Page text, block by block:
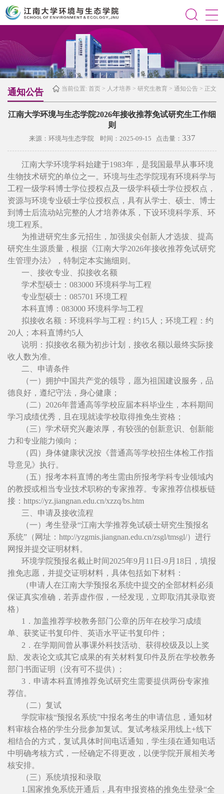
当前位置: 首页 > 人才培养 > 研究生教育 > 通知公告 > 正文
通知公告
江南大学环境与生态学院2026年接收推荐免试研究生工作细
则
来源：环境与生态学院 时间：2025-09-15 点击量： 337
江南大学环境学科始建于1983年，是我国最早从事环境
生物技术研究的单位之一。环境与生态学院现有环境科学与
工程一级学科博士学位授权点及一级学科硕士学位授权点，
资源与环境专业硕士学位授权点，具有从学士、硕士、博士
到博士后流动站完整的人才培养体系，下设环境科学系、环
境工程系。
为推进研究生多元招生，加强拔尖创新人才选拔、提高
研究生生源质量，根据《江南大学2026年接收推荐免试研究
生管理办法》，特制定本实施细则。
一、接收专业、拟接收名额
学术型硕士：083000 环境科学与工程
专业型硕士：085701 环境工程
本科直博：083000 环境科学与工程
拟接收名额：环境科学与工程：约15人；环境工程：约
20人；本科直博约5人
说明：拟接收名额为初步计划，接收名额以最终实际接
收人数为准。
二、申请条件
（一）拥护中国共产党的领导，愿为祖国建设服务，品
德良好，遵纪守法，身心健康；
（二）2026年普通高等学校应届本科毕业生，本科期间
学习成绩优秀，且在现就读学校取得推免生资格；
（三）学术研究兴趣浓厚，有较强的创新意识、创新能
力和专业能力倾向；
（四）身体健康状况按《普通高等学校招生体检工作指
导意见》执行。
（五）报考本科直博的考生需由所报考学科专业领域内
的教授或相当专业技术职称的专家推荐。专家推荐信模板链
接：https://yz.jiangnan.edu.cn/xzzq/bs.htm
三、申请及接收流程
（一）考生登录“江南大学推荐免试硕士研究生预报名
系统”（网址：http://yzgmis.jiangnan.edu.cn/zsgl/tmsgl/）进行
网报并提交证明材料。
环境学院预报名截止时间2025年9月11日-9月18日，填报
推免志愿，并提交证明材料，具体包括如下材料：
（申请人在江南大学预报名系统中提交的全部材料必须
保证真实准确，若弄虚作假，一经发现，立即取消其录取资
格）
1．加盖推荐学校教务部门公章的历年在校学习成绩
单、获奖证书复印件、英语水平证书复印件；
2．在学期间曾从事课外科技活动、获得校级及以上奖
励、发表论文或其它成果的有关材料复印件及所在学校教务
部门书面证明（没有可不提供）;
3．申请本科直博推荐免试研究生需要提供两份专家推
荐信。
（二）复试
学院审核“预报名系统”中报名考生的申请信息，通知材
料审核合格的学生分批参加复试。复试考核采用线上+线下
相结合的方式，复试具体时间电话通知，学生须在通知电话
中明确考核方式，一经确定不得更改，以便学院开展相关考
核安排。
（三）系统填报和录取
1.国家推免系统开通后，具有申报资格的推免生登录“全